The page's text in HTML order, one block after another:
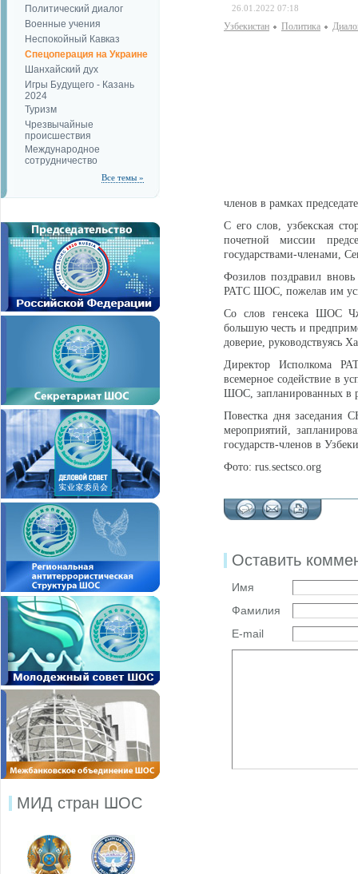
Политический диалог
Военные учения
Неспокойный Кавказ
Спецоперация на Украине
Шанхайский дух
Игры Будущего - Казань
2024
Туризм
Чрезвычайные
происшествия
Международное
сотрудничество
Все темы »
МИД стран ШОС
26.01.2022 07:18
Узбекистан Политика
членов в рамках
С его слов, узбекская
почетной миссии
государствами-членами,
Фозилов поздравил
РАТС ШОС, пожелав им
Со слов генсека ШОС
большую честь и
доверие,
Директор Исполкома
всемерное содействие в
ШОС, запланированных в
Повестка дня заседания
мероприятий,
государств-членов в
Фото: rus.sectsco.org
Оставить
Имя
Фамилия
E-mail